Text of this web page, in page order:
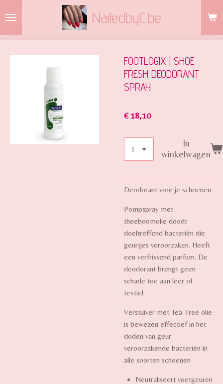
direct
naar
NailedbyC.be
FOOTLOGIX | SHOE
FRESH DEODORANT
SPRAY
€ 18,10
In
winkelwagen
Deodorant voor je schoenen
Pompspray met
theeboomolie doodt
doeltreffend bacteriën die
geurtjes veroorzaken. Heeft
een verfrissend parfum. De
deodorant brengt geen
schade toe aan leer of
textiel.
Verstuiver met Tea-Tree olie
is bewezen effectief in het
doden van geur
veroorzakende bacteriën in
alle soorten schoenen
Neutraliseert voetgeuren